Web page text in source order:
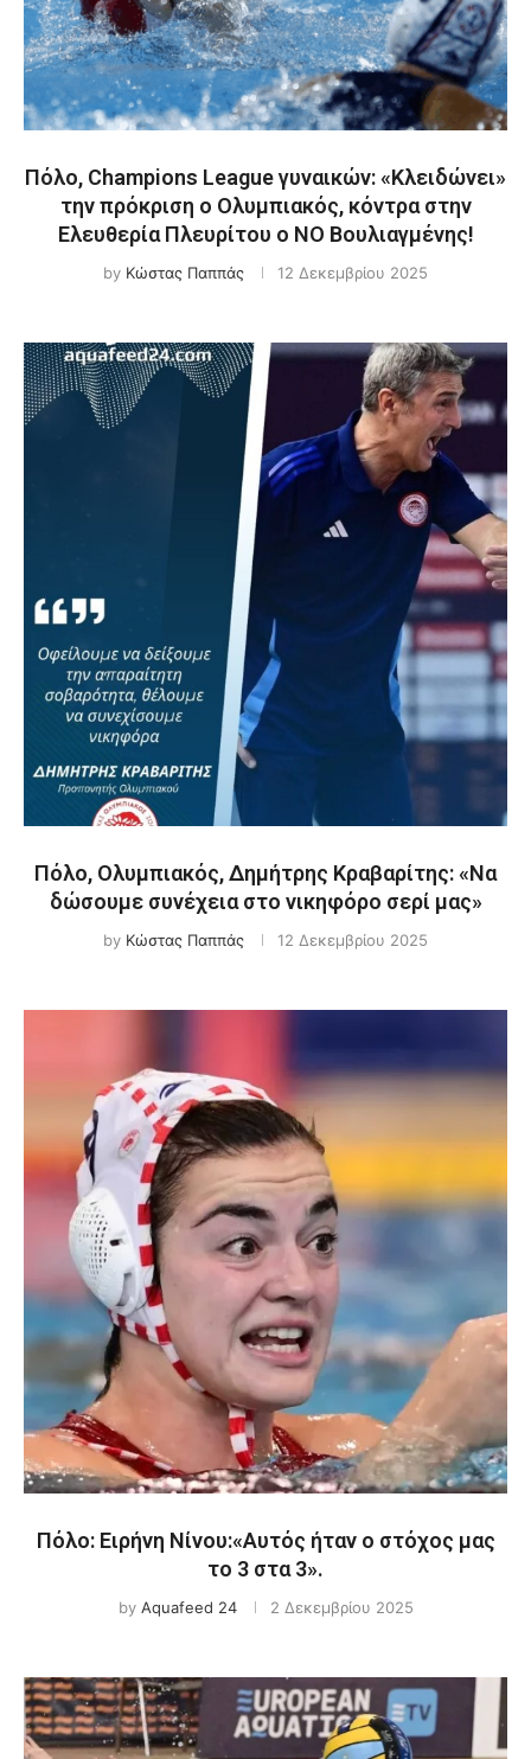
Πόλο, Champions League γυναικών: «Κλειδώνει»
την πρόκριση ο Ολυμπιακός, κόντρα στην
Ελευθερία Πλευρίτου ο ΝΟ Βουλιαγμένης!
by Κώστας Παππάς 12 Δεκεμβρίου 2025
Πόλο, Ολυμπιακός, Δημήτρης Κραβαρίτης: «Να
δώσουμε συνέχεια στο νικηφόρο σερί μας»
by Κώστας Παππάς 12 Δεκεμβρίου 2025
Πόλο: Ειρήνη Νίνου:«Αυτός ήταν ο στόχος μας
το 3 στα 3».
by Aquafeed 24 2 Δεκεμβρίου 2025